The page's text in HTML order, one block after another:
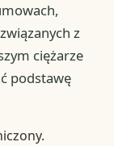
z
ciężarze
podstawę